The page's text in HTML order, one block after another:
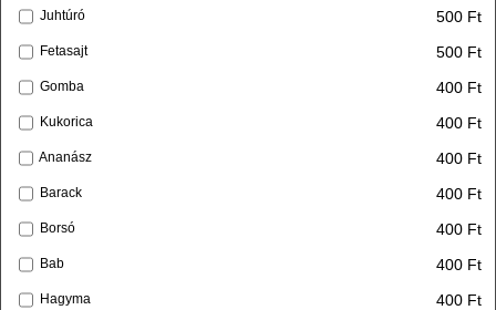
Juhtúró 500 Ft
Fetasajt 500 Ft
Gomba 400 Ft
Kukorica 400 Ft
Ananász 400 Ft
Barack 400 Ft
Borsó 400 Ft
Bab 400 Ft
Hagyma 400 Ft